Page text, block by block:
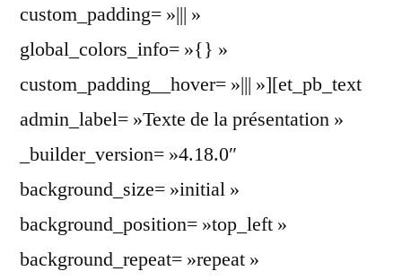
custom_padding= »||| »
global_colors_info= »{} »
custom_padding__hover= »||| »][et_pb_text
admin_label= »Texte de la présentation »
_builder_version= »4.18.0″
background_size= »initial »
background_position= »top_left »
background_repeat= »repeat »